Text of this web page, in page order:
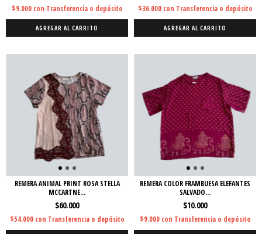
$9.000 con Transferencia o depósito
AGREGAR AL CARRITO
$36.000 con Transferencia o depósito
AGREGAR AL CARRITO
REMERA ANIMAL PRINT ROSA STELLA
MCCARTNE...
$60.000
$54.000 con Transferencia o depósito
REMERA COLOR FRAMBUESA ELEFANTES
SALVADO...
$10.000
$9.000 con Transferencia o depósito